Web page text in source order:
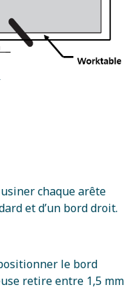
chaque arête
et d’un bord droit.
le bord
retire entre 1,5 mm